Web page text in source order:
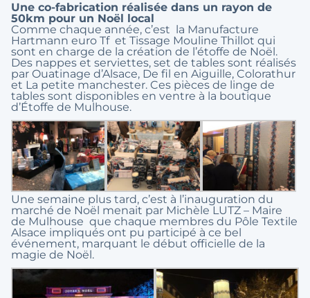
Une co-fabrication réalisée dans un rayon de
50km pour un Noël local
Comme chaque année, c’est la Manufacture
Hartmann euro Tf et Tissage Mouline Thillot qui
sont en charge de la création de l’étoffe de Noël.
Des nappes et serviettes, set de tables sont réalisés
par Ouatinage d’Alsace, De fil en Aiguille, Colorathur
et La petite manchester. Ces pièces de linge de
tables sont disponibles en ventre à la boutique
d’Étoffe de Mulhouse.
Une semaine plus tard, c’est à l’inauguration du
marché de Noël menait par Michèle LUTZ – Maire
de Mulhouse que chaque membres du Pôle Textile
Alsace impliqués ont pu participé à ce bel
événement, marquant le début officielle de la
magie de Noël.